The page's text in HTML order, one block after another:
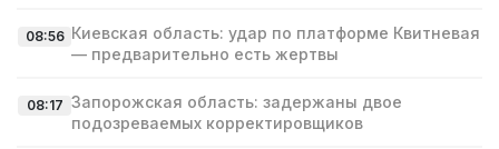
08:56 Киевская область: удар по платформе Квитневая
— предварительно есть жертвы
08:17 Запорожская область: задержаны двое
подозреваемых корректировщиков